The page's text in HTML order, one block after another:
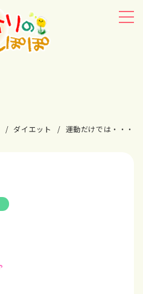
ダイエット 運動だけでは・・・